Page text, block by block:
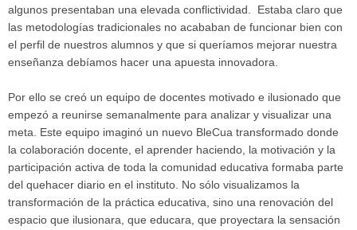
algunos presentaban una elevada conflictividad. Estaba claro que
las metodologías tradicionales no acababan de funcionar bien con
el perfil de nuestros alumnos y que si queríamos mejorar nuestra
enseñanza debíamos hacer una apuesta innovadora.
Por ello se creó un equipo de docentes motivado e ilusionado que
empezó a reunirse semanalmente para analizar y visualizar una
meta. Este equipo imaginó un nuevo BleCua transformado donde
la colaboración docente, el aprender haciendo, la motivación y la
participación activa de toda la comunidad educativa formaba parte
del quehacer diario en el instituto. No sólo visualizamos la
transformación de la práctica educativa, sino una renovación del
espacio que ilusionara, que educara, que proyectara la sensación